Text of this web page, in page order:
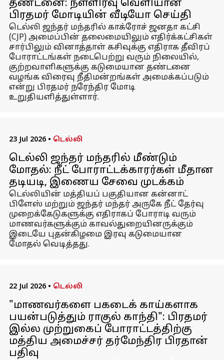
தண்டனை: நள்ளிரவு வெளியான
பிரதமர் மோடியின் வீடியோ செய்தி
டெல்லி ஜந்தர் மந்தரில் காக்ரோச் ஜனதா கட்சி
(CJP) அமைப்பின் தலைமையிலும் எதிர்க்கட்சிகள்
சார்பிலும் வினாத்தாள் கசிவுக்கு எதிராக தீவிரப்
போராட்டங்கள் நடைபெற்று வரும் நிலையில்,
குற்றவாளிகளுக்கு கடுமையான தண்டனை
வழங்க விரைவு நீதிமன்றங்கள் அமைக்கப்படும்
என்று பிரதமர் நரேந்திர மோடி
உறுதியளித்துள்ளார்.
23 Jul 2026 • டெல்லி
டெல்லி ஜந்தர் மந்தரில் மீண்டும்
மோதல்: நீட் போராட்டக்காரர்கள் மீதான
தடியடி, இணைய சேவை முடக்கம்
டெல்லியின் மத்தியப் பகுதியான கன்னாட்
பிளேஸ் மற்றும் ஜந்தர் மந்தர் அருகே நீட் தேர்வு
முறைக்கேடுகளுக்கு எதிராகப் போராடி வரும்
மாணவர்களுக்கும் காவல்துறையினருக்கும்
இடையே புதன்கிழமை இரவு கடுமையான
மோதல் வெடித்தது.
22 Jul 2026 • டெல்லி
"மாணவர்களை பகடைக் காய்களாக
பயன்படுத்தும் ராகுல் காந்தி": பிரதமர்
இல்ல முற்றுகைப் போராட்டத்திற்கு
மத்திய அமைச்சர் தர்மேந்திர பிரதான்
பதிவு